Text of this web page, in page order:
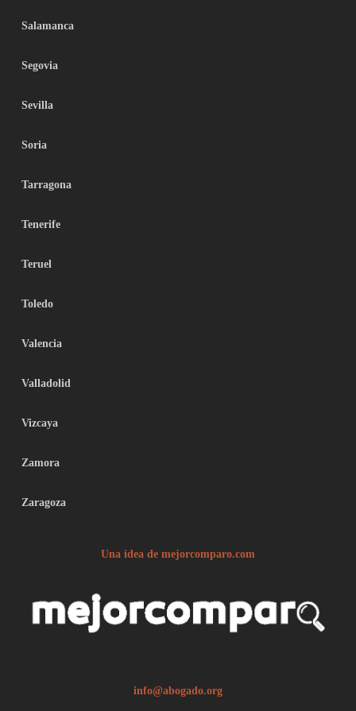
Salamanca
Segovia
Sevilla
Soria
Tarragona
Tenerife
Teruel
Toledo
Valencia
Valladolid
Vizcaya
Zamora
Zaragoza
Una idea de mejorcomparo.com
info@abogado.org